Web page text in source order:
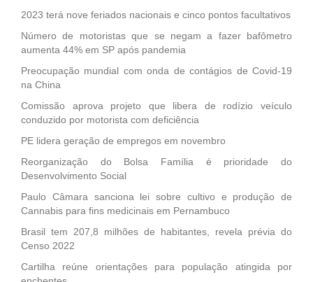
2023 terá nove feriados nacionais e cinco pontos facultativos
Número de motoristas que se negam a fazer bafômetro
aumenta 44% em SP após pandemia
Preocupação mundial com onda de contágios de Covid-19
na China
Comissão aprova projeto que libera de rodízio veículo
conduzido por motorista com deficiência
PE lidera geração de empregos em novembro
Reorganização do Bolsa Família é prioridade do
Desenvolvimento Social
Paulo Câmara sanciona lei sobre cultivo e produção de
Cannabis para fins medicinais em Pernambuco
Brasil tem 207,8 milhões de habitantes, revela prévia do
Censo 2022
Cartilha reúne orientações para população atingida por